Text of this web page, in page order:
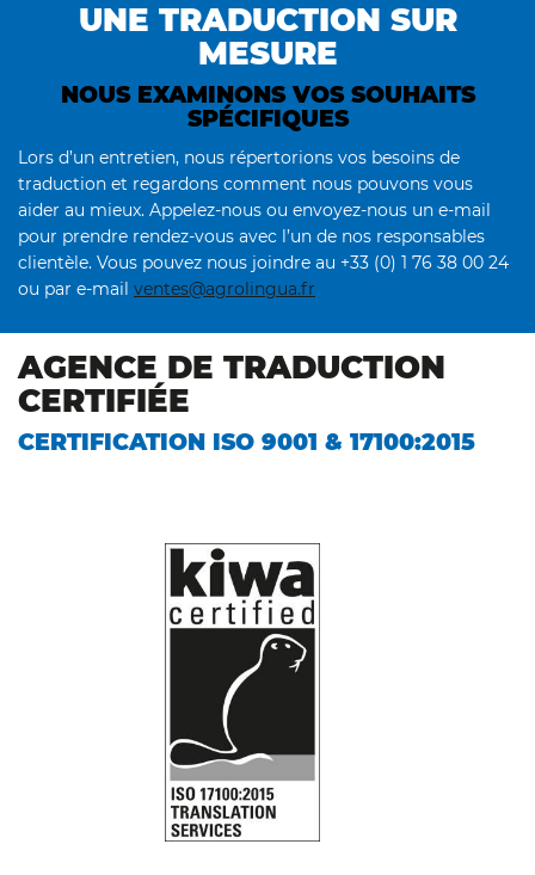
UNE TRADUCTION SUR
MESURE
NOUS EXAMINONS VOS SOUHAITS
SPÉCIFIQUES
Lors d’un entretien, nous répertorions vos besoins de
traduction et regardons comment nous pouvons vous
aider au mieux. Appelez-nous ou envoyez-nous un e-mail
pour prendre rendez-vous avec l’un de nos responsables
clientèle. Vous pouvez nous joindre au +33 (0) 1 76 38 00 24
ou par e-mail ventes@agrolingua.fr
AGENCE DE TRADUCTION
CERTIFIÉE
CERTIFICATION ISO 9001 & 17100:2015